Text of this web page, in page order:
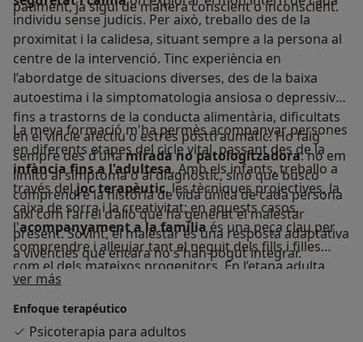
patiment, ja sigui de manera conscient o inconscient.
individu sense judicis. Per això, treballo des de la
proximitat i la calidesa, situant sempre a la persona al
centre de la intervenció. Tinc experiència en
l’abordatge de situacions diverses, des de la baixa
autoestima i la simptomatologia ansiosa o depressiva
fins a trastorns de la conducta alimentària, dificultats
en el vincle afectiu o estrès posttraumàtic. Ho faig
sempre des d’unamirada no patologitzadora: no em
limito al símptoma o al diagnòstic, sinó que busco
comprendre la història de vida única de cada persona
així com l'arrel d’allò que ha generat el malestar
present. Sovint, el malestar és una resposta adaptativa
a vivències que encara no s'han pogut integrar.
La meva formació m'ha permès acompanyar persones
en diferents etapes del cicle vital, passant des de la
infància fins a l'adultesa. Amb els infants, treballo a
través deljoc terapèutic, les tècniques projectives, la
caixa de sorra i la creativitat; en aquests casos,
l'acompanyament a la famíliaés una peça clau per
comprendre i alleujar tant el neguit dels fills i filles
com el dels mateixos progenitors. En l’etapa adulta,
seguim explorant aquestes mateixes eines
d'integració per tal de restaurar l'equilibri emocional i
el benestar personal.
ver más
Enfoque terapéutico
Psicoterapia para adultos